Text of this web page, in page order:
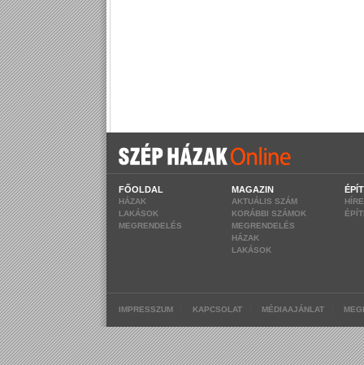
FŐOLDAL
HÁZAK
LAKÁSOK
MEGRENDELÉS
MAGAZIN
AKTUÁLIS SZÁM
KORÁBBI SZÁMOK
MEGRENDELÉS
HÁZAK
LAKÁSOK
IMPRESSZUM KAPCSOLAT MÉDIAAJÁNLAT